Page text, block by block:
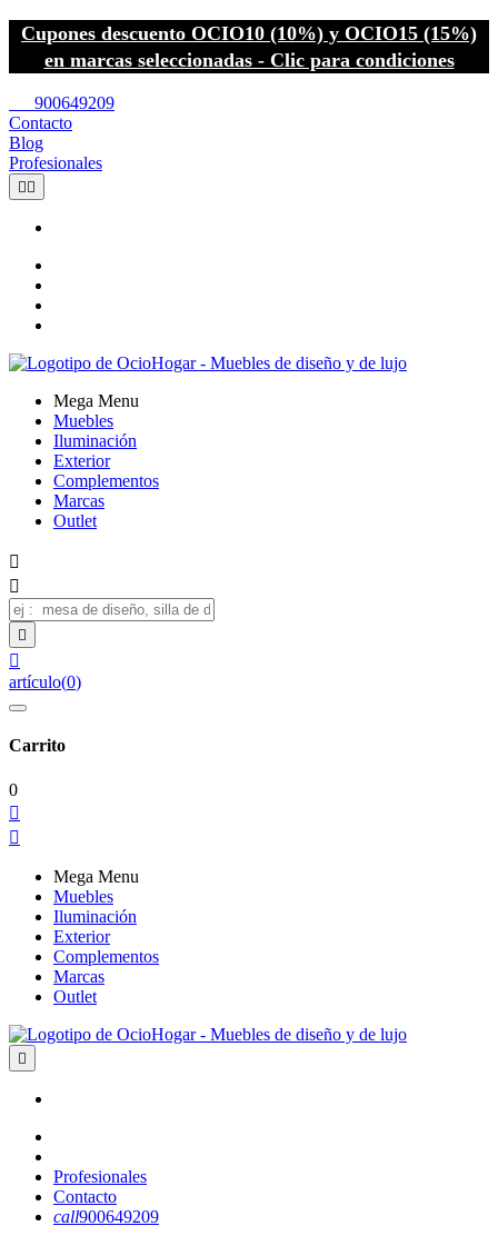
Cupones descuento OCIO10 (10%) y OCIO15 (15%)
en marcas seleccionadas - Clic para condiciones
900649209
Contacto
Blog
Profesionales
 
Mega Menu
Muebles
Iluminación
Exterior
Complementos
Marcas
Outlet




artículo(0)
Carrito
0


Mega Menu
Muebles
Iluminación
Exterior
Complementos
Marcas
Outlet

Profesionales
Contacto
call900649209